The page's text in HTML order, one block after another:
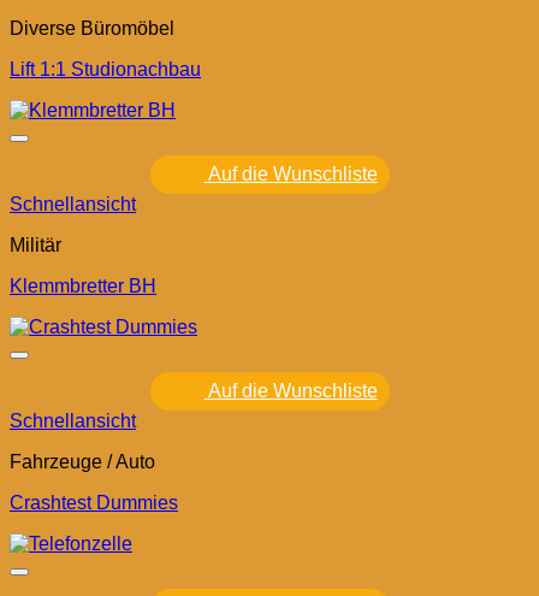
Diverse Büromöbel
Lift 1:1 Studionachbau
Auf die Wunschliste
Schnellansicht
Militär
Klemmbretter BH
Auf die Wunschliste
Schnellansicht
Fahrzeuge / Auto
Crashtest Dummies